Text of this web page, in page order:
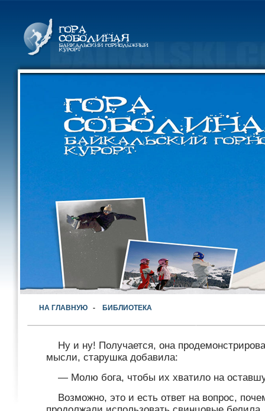
НА ГЛАВНУЮ - БИБЛИОТЕКА
Ну и ну! Получается, она
мысли, старушка добавила:
— Молю бога, чтобы их хватило на
Возможно, это и есть ответ на вопрос,